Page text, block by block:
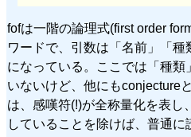
fofは一階の論理式(first order
ワードで、引数は「名前」「
になっている。ここでは「種
いないけど、他にもconjecture
は、感嘆符(!)が全称量化を表し
していることを除けば、普通